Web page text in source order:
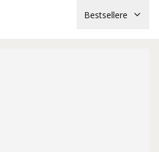
Bestsellere